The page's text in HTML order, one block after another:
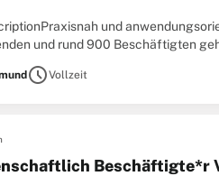
und
und rund 900 Beschäftigten
scheduleVollzeit
Beschäftigte*r